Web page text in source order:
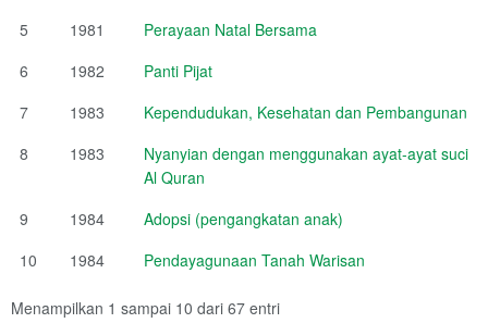
5
1981
Perayaan Natal Bersama
6
1982
Panti Pijat
7
1983
Kependudukan, Kesehatan dan Pembangunan
8
1983
Nyanyian dengan menggunakan ayat-ayat suci
Al Quran
9
1984
Adopsi (pengangkatan anak)
10
1984 Pendayagunaan Tanah Warisan
Menampilkan 1 sampai 10 dari 67 entri